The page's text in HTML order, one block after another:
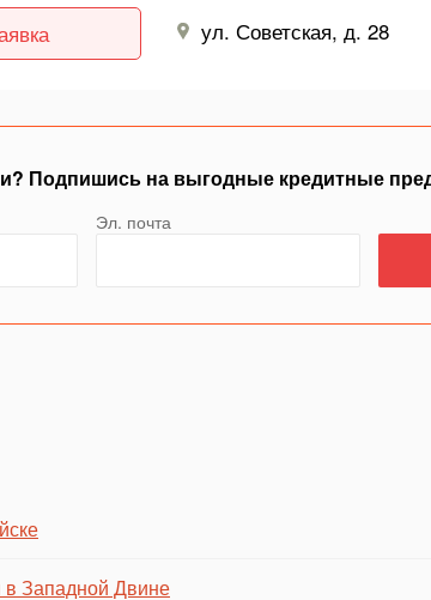
ул. Советская, д. 28
Подпишись на выгодные кредитные
Эл. почта
в Западной Двине